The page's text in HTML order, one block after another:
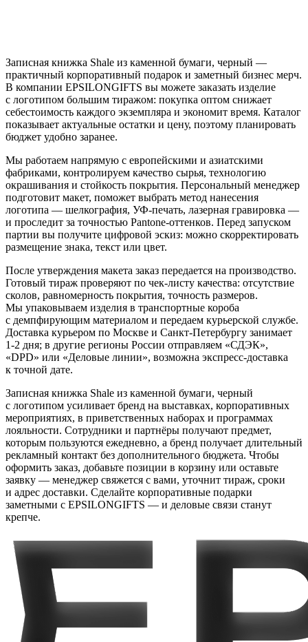
Записная книжка Shale из каменной бумаги, черный —
практичный корпоративный подарок и заметный бизнес мерч.
В компании EPSILONGIFTS вы можете заказать изделие
с логотипом большим тиражом: покупка оптом снижает
себестоимость каждого экземпляра и экономит время. Каталог
показывает актуальные остатки и цену, поэтому планировать
бюджет удобно заранее.
Мы работаем напрямую с европейскими и азиатскими
фабриками, контролируем качество сырья, технологию
окрашивания и стойкость покрытия. Персональный менеджер
подготовит макет, поможет выбрать метод нанесения
логотипа — шелкография, УФ-печать, лазерная гравировка —
и проследит за точностью Pantone-оттенков. Перед запуском
партии вы получите цифровой эскиз: можно скорректировать
размещение знака, текст или цвет.
После утверждения макета заказ передается на производство.
Готовый тираж проверяют по чек-листу качества: отсутствие
сколов, равномерность покрытия, точность размеров.
Мы упаковываем изделия в транспортные короба
с демпфирующим материалом и передаем курьерской службе.
Доставка курьером по Москве и Санкт-Петербургу занимает
1-2 дня; в другие регионы России отправляем «СДЭК»,
«DPD» или «Деловые линии», возможна экспресс-доставка
к точной дате.
Записная книжка Shale из каменной бумаги, черный
с логотипом усиливает бренд на выставках, корпоративных
мероприятиях, в приветственных наборах и программах
лояльности. Сотрудники и партнёры получают предмет,
которым пользуются ежедневно, а бренд получает длительный
рекламный контакт без дополнительного бюджета. Чтобы
оформить заказ, добавьте позиции в корзину или оставьте
заявку — менеджер свяжется с вами, уточнит тираж, сроки
и адрес доставки. Сделайте корпоративные подарки
заметными с EPSILONGIFTS — и деловые связи станут
крепче.